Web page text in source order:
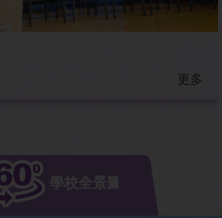
更多
學校全景圖